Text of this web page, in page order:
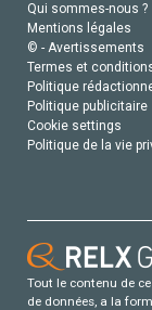
Qui sommes-nous ?
Mentions légales
© - Avertissements
Termes et
Politique
Politique publicitaire
Cookie settings
Politique de la vie
Tout le contenu de
de données, a la